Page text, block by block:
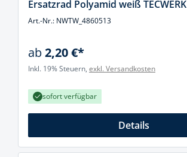
Ersatzrad Polyamid weiß TECWERK
Art.-Nr.: NWTW_4860513
ab2,20 €*
Inkl. 19% Steuern, exkl. Versandkosten
sofort verfügbar
Details